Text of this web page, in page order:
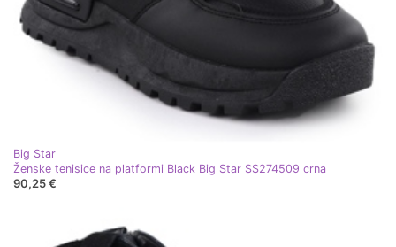
Big Star
Ženske tenisice na platformi Black Big Star SS274509 crna
90,25 €